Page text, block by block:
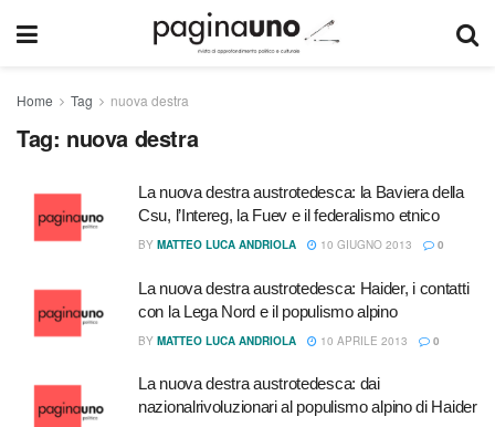
Home Tag nuova destra
Tag: nuova destra
La nuova destra austrotedesca: la Baviera della
Csu, l’Intereg, la Fuev e il federalismo etnico
BY MATTEO LUCA ANDRIOLA 10 GIUGNO 2013 0
La nuova destra austrotedesca: Haider, i contatti
con la Lega Nord e il populismo alpino
BY MATTEO LUCA ANDRIOLA 10 APRILE 2013 0
La nuova destra austrotedesca: dai
nazionalrivoluzionari al populismo alpino di Haider